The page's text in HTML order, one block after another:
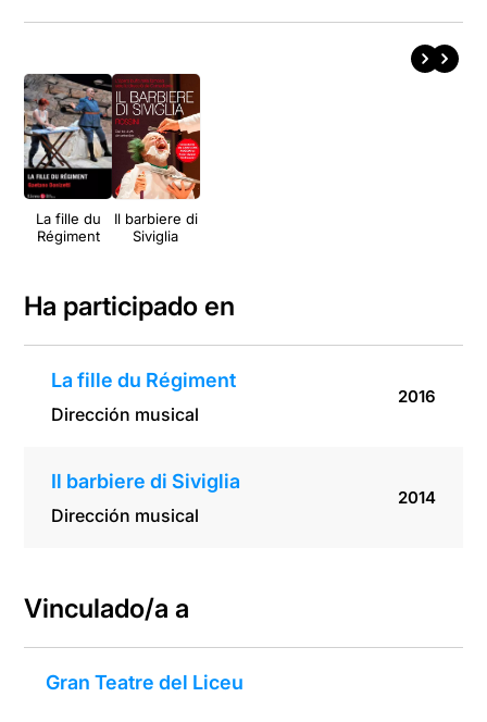
La fille du
Régiment
Il barbiere di
Siviglia
Ha participado en
La fille du Régiment
Dirección musical
2016
Il barbiere di Siviglia
Dirección musical
2014
Vinculado/a a
Gran Teatre del Liceu